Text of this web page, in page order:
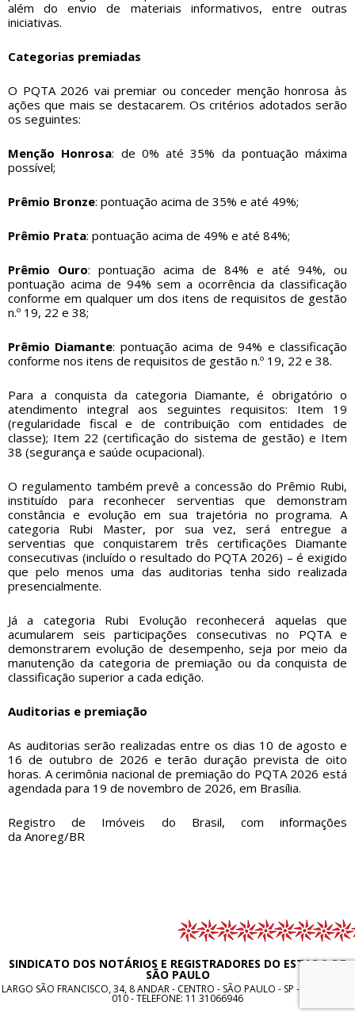
além do envio de materiais informativos, entre outras
iniciativas.
Categorias premiadas
O PQTA 2026 vai premiar ou conceder menção honrosa às
ações que mais se destacarem. Os critérios adotados serão
os seguintes:
Menção Honrosa: de 0% até 35% da pontuação máxima
possível;
Prêmio Bronze: pontuação acima de 35% e até 49%;
Prêmio Prata: pontuação acima de 49% e até 84%;
Prêmio Ouro: pontuação acima de 84% e até 94%, ou
pontuação acima de 94% sem a ocorrência da classificação
conforme em qualquer um dos itens de requisitos de gestão
n.º 19, 22 e 38;
Prêmio Diamante: pontuação acima de 94% e classificação
conforme nos itens de requisitos de gestão n.º 19, 22 e 38.
Para a conquista da categoria Diamante, é obrigatório o
atendimento integral aos seguintes requisitos: Item 19
(regularidade fiscal e de contribuição com entidades de
classe); Item 22 (certificação do sistema de gestão) e Item
38 (segurança e saúde ocupacional).
O regulamento também prevê a concessão do Prêmio Rubi,
instituído para reconhecer serventias que demonstram
constância e evolução em sua trajetória no programa. A
categoria Rubi Master, por sua vez, será entregue a
serventias que conquistarem três certificações Diamante
consecutivas (incluído o resultado do PQTA 2026) – é exigido
que pelo menos uma das auditorias tenha sido realizada
presencialmente.
Já a categoria Rubi Evolução reconhecerá aquelas que
acumularem seis participações consecutivas no PQTA e
demonstrarem evolução de desempenho, seja por meio da
manutenção da categoria de premiação ou da conquista de
classificação superior a cada edição.
Auditorias e premiação
As auditorias serão realizadas entre os dias 10 de agosto e
16 de outubro de 2026 e terão duração prevista de oito
horas. A cerimônia nacional de premiação do PQTA 2026 está
agendada para 19 de novembro de 2026, em Brasília.
Registro de Imóveis do Brasil, com informações
da Anoreg/BR
SINDICATO DOS NOTÁRIOS E REGISTRADORES DO ESTADO DE
SÃO PAULO
LARGO SÃO FRANCISCO, 34, 8 ANDAR - CENTRO - SÃO PAULO - SP - CEP: 01005-
010 - TELEFONE: 11 31066946